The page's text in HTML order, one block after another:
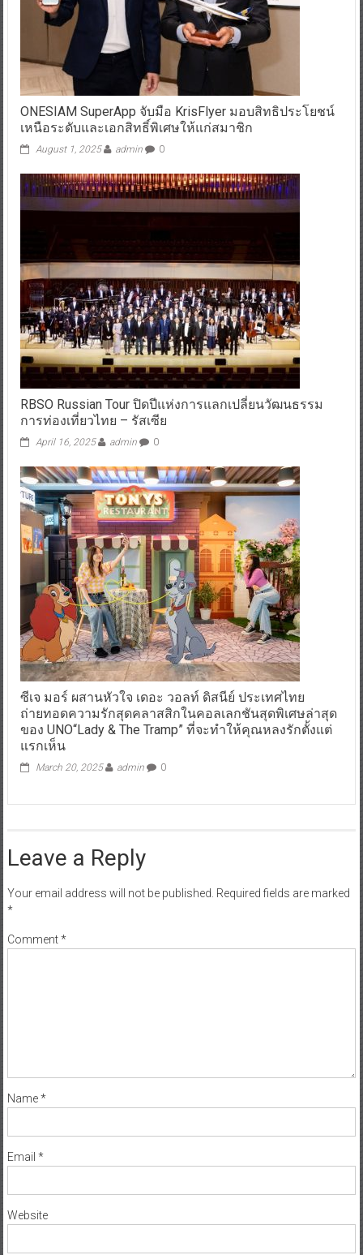
ONESIAM SuperApp จับมือ KrisFlyer มอบสิทธิประโยชน์
เหนือระดับและเอกสิทธิ์พิเศษให้แก่สมาชิก
August 1, 2025 admin 0
RBSO Russian Tour ปิดปีแห่งการแลกเปลี่ยนวัฒนธรรม
การท่องเที่ยวไทย – รัสเซีย
April 16, 2025 admin 0
ซีเจ มอร์ ผสานหัวใจ เดอะ วอลท์ ดิสนีย์ ประเทศไทย
ถ่ายทอดความรักสุดคลาสสิกในคอลเลกชันสุดพิเศษล่าสุด
ของ UNO“Lady & The Tramp” ที่จะทำให้คุณหลงรักตั้งแต่
แรกเห็น
March 20, 2025 admin 0
Leave a Reply
Your email address will not be published. Required fields are marked
*
Comment*
Name*
Email *
Website